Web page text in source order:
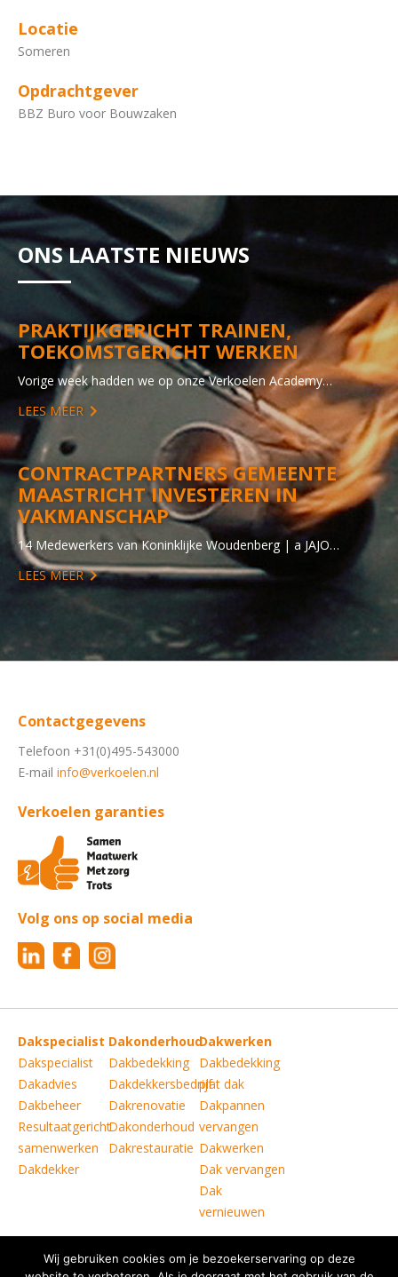
Locatie
Someren
Opdrachtgever
BBZ Buro voor Bouwzaken
ONS LAATSTE NIEUWS
PRAKTIJKGERICHT TRAINEN,
TOEKOMSTGERICHT WERKEN
Vorige week hadden we op onze Verkoelen Academy…
LEES MEER
CONTRACTPARTNERS GEMEENTE
MAASTRICHT INVESTEREN IN
VAKMANSCHAP
14 Medewerkers van Koninklijke Woudenberg | a JAJO…
LEES MEER
Contactgegevens
Telefoon +31(0)495-543000
E-mail info@verkoelen.nl
Verkoelen garanties
Volg ons op social media
Dakspecialist
Dakspecialist
Dakadvies
Dakbeheer
Resultaatgericht
samenwerken
Dakdekker
Dakonderhoud
Dakbedekking
Dakdekkersbedrijf
Dakrenovatie
Dakonderhoud
Dakrestauratie
Dakwerken
Dakbedekking
plat dak
Dakpannen
vervangen
Dakwerken
Dak vervangen
Dak
vernieuwen
Copyright © Verkoelen Dakspecialisten Weert B.V. |
Wij gebruiken cookies om je bezoekerservaring op deze